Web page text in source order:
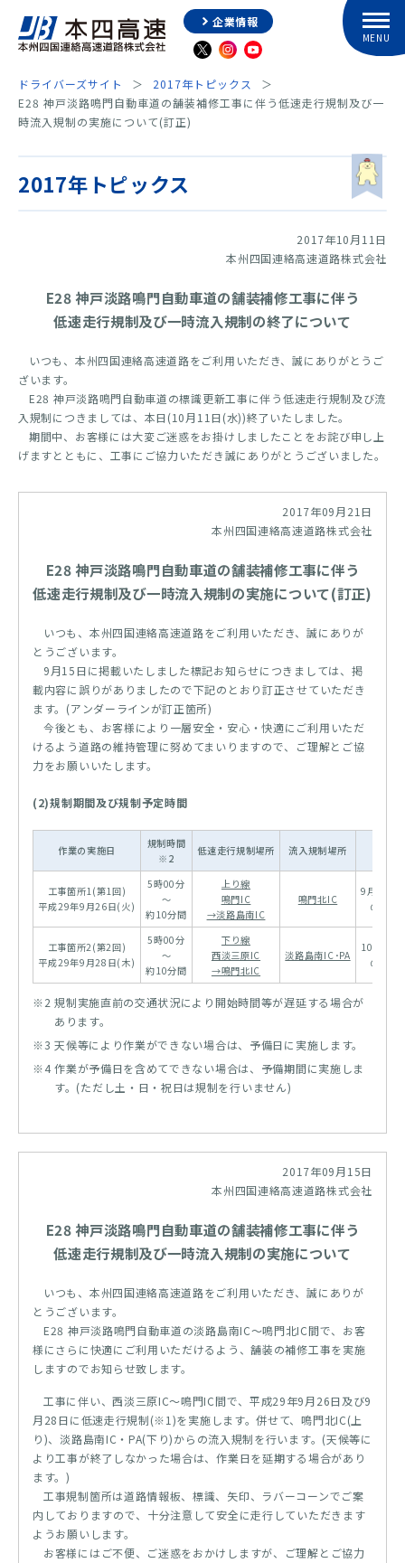
企業情報
ドライバーズサイト
2017年トピックス
E28 神戸淡路鳴門自動車道の舗装補修工事に伴う低速走行規制及び一
時流入規制の実施について(訂正)
2017年トピックス
2017年10月11日
本州四国連絡高速道路株式会社
E28 神戸淡路鳴門自動車道の舗装補修工事に伴う
低速走行規制及び一時流入規制の終了について
いつも、本州四国連絡高速道路をご利用いただき、誠にありがとうご
ざいます。
E28 神戸淡路鳴門自動車道の標識更新工事に伴う低速走行規制及び流
入規制につきましては、本日(10月11日(水))終了いたしました。
期間中、お客様には大変ご迷惑をお掛けしましたことをお詫び申し上
げますとともに、工事にご協力いただき誠にありがとうございました。
2017年09月21日
本州四国連絡高速道路株式会社
E28 神戸淡路鳴門自動車道の舗装補修工事に伴う
低速走行規制及び一時流入規制の実施について(訂正)
いつも、本州四国連絡高速道路をご利用いただき、誠にありが
とうございます。
9月15日に掲載いたしました標記お知らせにつきましては、掲
載内容に誤りがありましたので下記のとおり訂正させていただき
ます。(アンダーラインが訂正箇所)
今後とも、お客様により一層安全・安心・快適にご利用いただ
けるよう道路の維持管理に努めてまいりますので、ご理解とご協
力をお願いいたします。
(2)規制期間及び規制予定時間
作業の実施日
規制時間
※2
低速走行規制場所 流入規制場所
工事箇所1(第1回)
平成29年9月26日(火)
5時00分
～
約10分間
上り線
鳴門IC
→淡路島南IC
鳴門北IC
9月28日(
の同時
工事箇所2(第2回)
平成29年9月28日(木)
5時00分
～
約10分間
下り線
西淡三原IC
→鳴門北IC
淡路島南IC･PA
10月3日(
の同時
※2 規制実施直前の交通状況により開始時間等が遅延する場合が
あります。
※3 天候等により作業ができない場合は、予備日に実施します。
※4 作業が予備日を含めてできない場合は、予備期間に実施しま
す。(ただし土・日・祝日は規制を行いません)
2017年09月15日
本州四国連絡高速道路株式会社
E28 神戸淡路鳴門自動車道の舗装補修工事に伴う
低速走行規制及び一時流入規制の実施について
いつも、本州四国連絡高速道路をご利用いただき、誠にありが
とうございます。
E28 神戸淡路鳴門自動車道の淡路島南IC～鳴門北IC間で、お客
様にさらに快適にご利用いただけるよう、舗装の補修工事を実施
しますのでお知らせ致します。
工事に伴い、西淡三原IC～鳴門IC間で、平成29年9月26日及び9
月28日に低速走行規制(※1)を実施します。併せて、鳴門北IC(上
り)、淡路島南IC・PA(下り)からの流入規制を行います。(天候等に
より工事が終了しなかった場合は、作業日を延期する場合があり
ます。)
工事規制箇所は道路情報板、標識、矢印、ラバーコーンでご案
内しておりますので、十分注意して安全に走行していただきます
ようお願いします。
お客様にはご不便、ご迷惑をおかけしますが、ご理解とご協力